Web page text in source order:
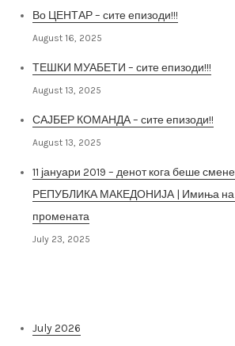
Во ЦЕНТАР – сите епизоди!!!
August 16, 2025
ТЕШКИ МУАБЕТИ – сите епизоди!!!
August 13, 2025
САЈБЕР КОМАНДА – сите епизоди!!
August 13, 2025
11 јануари 2019 – денот кога беше
РЕПУБЛИКА МАКЕДОНИЈА | Имиња на
промената
July 23, 2025
July 2026